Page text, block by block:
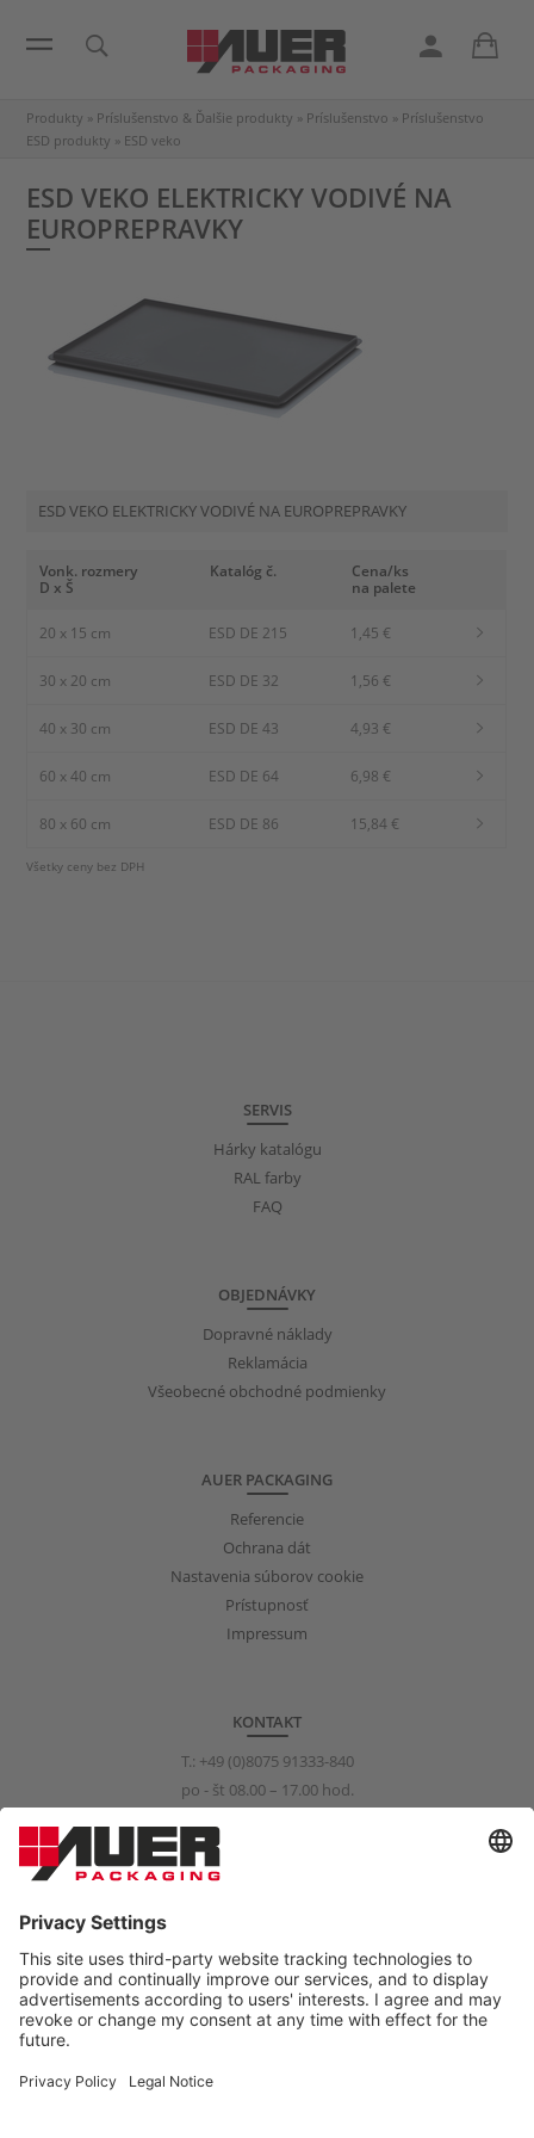
Produkty » Príslušenstvo & Ďalšie produkty » Príslušenstvo » Príslušenstvo
ESD produkty » ESD veko
ESD VEKO ELEKTRICKY VODIVÉ NA
EUROPREPRAVKY
ESD VEKO ELEKTRICKY VODIVÉ NA EUROPREPRAVKY
Vonk. rozmery
D x Š
Katalóg č.
Cena/ks
na palete
20 x 15 cm ESD DE 215 1,45 €
30 x 20 cm ESD DE 32 1,56 €
40 x 30 cm ESD DE 43 4,93 €
60 x 40 cm ESD DE 64 6,98 €
80 x 60 cm ESD DE 86 15,84 €
Všetky ceny bez DPH
SERVIS
Hárky katalógu
RAL farby
FAQ
OBJEDNÁVKY
Dopravné náklady
Reklamácia
Všeobecné obchodné podmienky
AUER PACKAGING
Referencie
Ochrana dát
Nastavenia súborov cookie
Prístupnosť
Impressum
KONTAKT
T.: +49 (0)8075 91333-840
po - št 08.00 – 17.00 hod.
info@auer-packaging.com